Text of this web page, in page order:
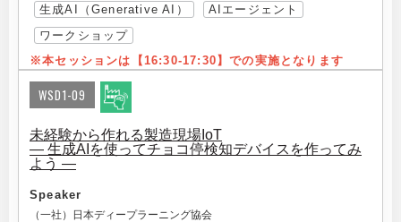
生成AI（Generative AI）
AIエージェント
ワークショップ
※本セッションは【16:30-17:30】での実施となります
WSD1-09
未経験から作れる製造現場IoT
― 生成AIを使ってチョコ停検知デバイスを作ってみ
よう ―
Speaker
（一社）日本ディープラーニング協会